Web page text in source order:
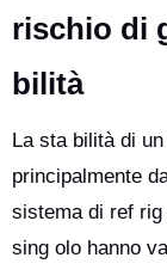
rischio di
bilità
La sta bilità di
principalmente
sistema di ref
sing olo hanno